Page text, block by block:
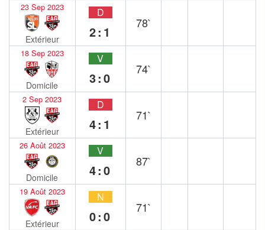
23 Sep 2023
Extérieur
D
2:1
78`
18 Sep 2023
Domicile
V
3:0
74`
2 Sep 2023
Extérieur
D
4:1
71`
26 Août 2023
Domicile
V
4:0
87`
19 Août 2023
Extérieur
N
0:0
71`